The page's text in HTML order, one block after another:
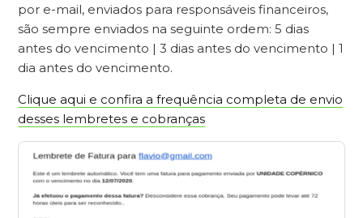
por e-mail, enviados para responsáveis financeiros,
são sempre enviados na seguinte ordem: 5 dias
antes do vencimento | 3 dias antes do vencimento | 1
dia antes do vencimento.
Clique aqui e confira a frequência completa de envio
desses lembretes e cobranças